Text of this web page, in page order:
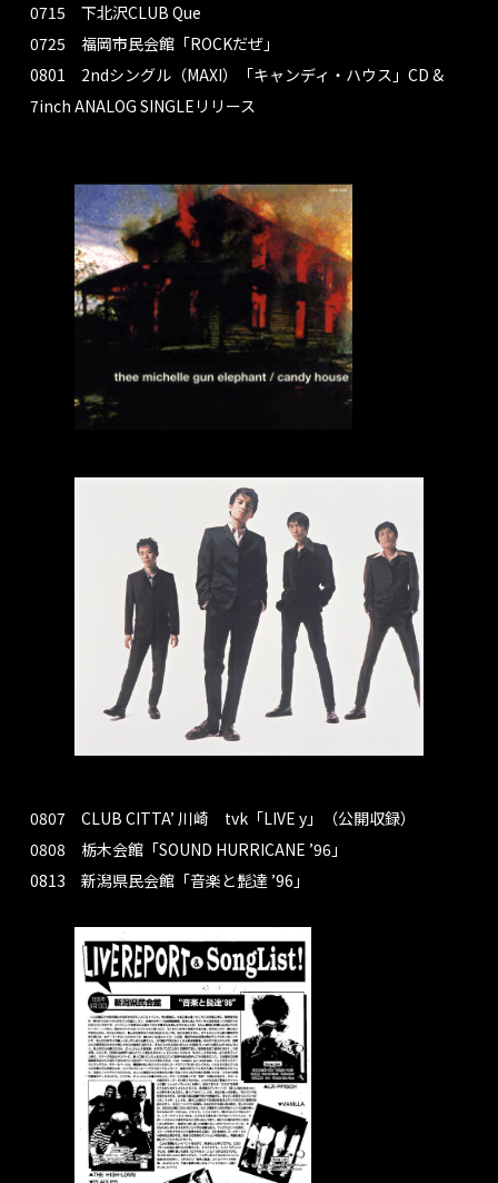
0715 下北沢CLUB Que
0725 福岡市民会館「ROCKだぜ」
0801 2ndシングル（MAXI）「キャンディ・ハウス」CD &
7inch ANALOG SINGLEリリース
0807 CLUB CITTA’ 川崎 tvk「LIVE y」（公開収録）
0808 栃木会館「SOUND HURRICANE ’96」
0813 新潟県民会館「音楽と髭達 ’96」